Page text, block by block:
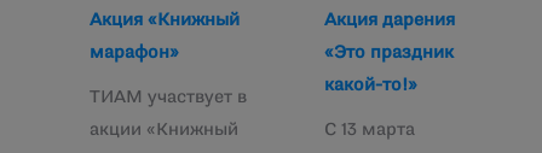
Акция «Книжный
марафон»
ТИАМ участвует в
акции «Книжный
Акция дарения
«Это праздник
какой-то!»
С 13 марта